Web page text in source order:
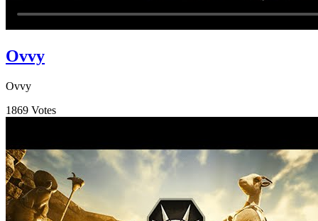
Ovvy
Ovvy
1869 Votes